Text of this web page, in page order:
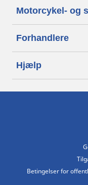
Motorcykel- og
Forhandlere
Hjælp
Betingelser for